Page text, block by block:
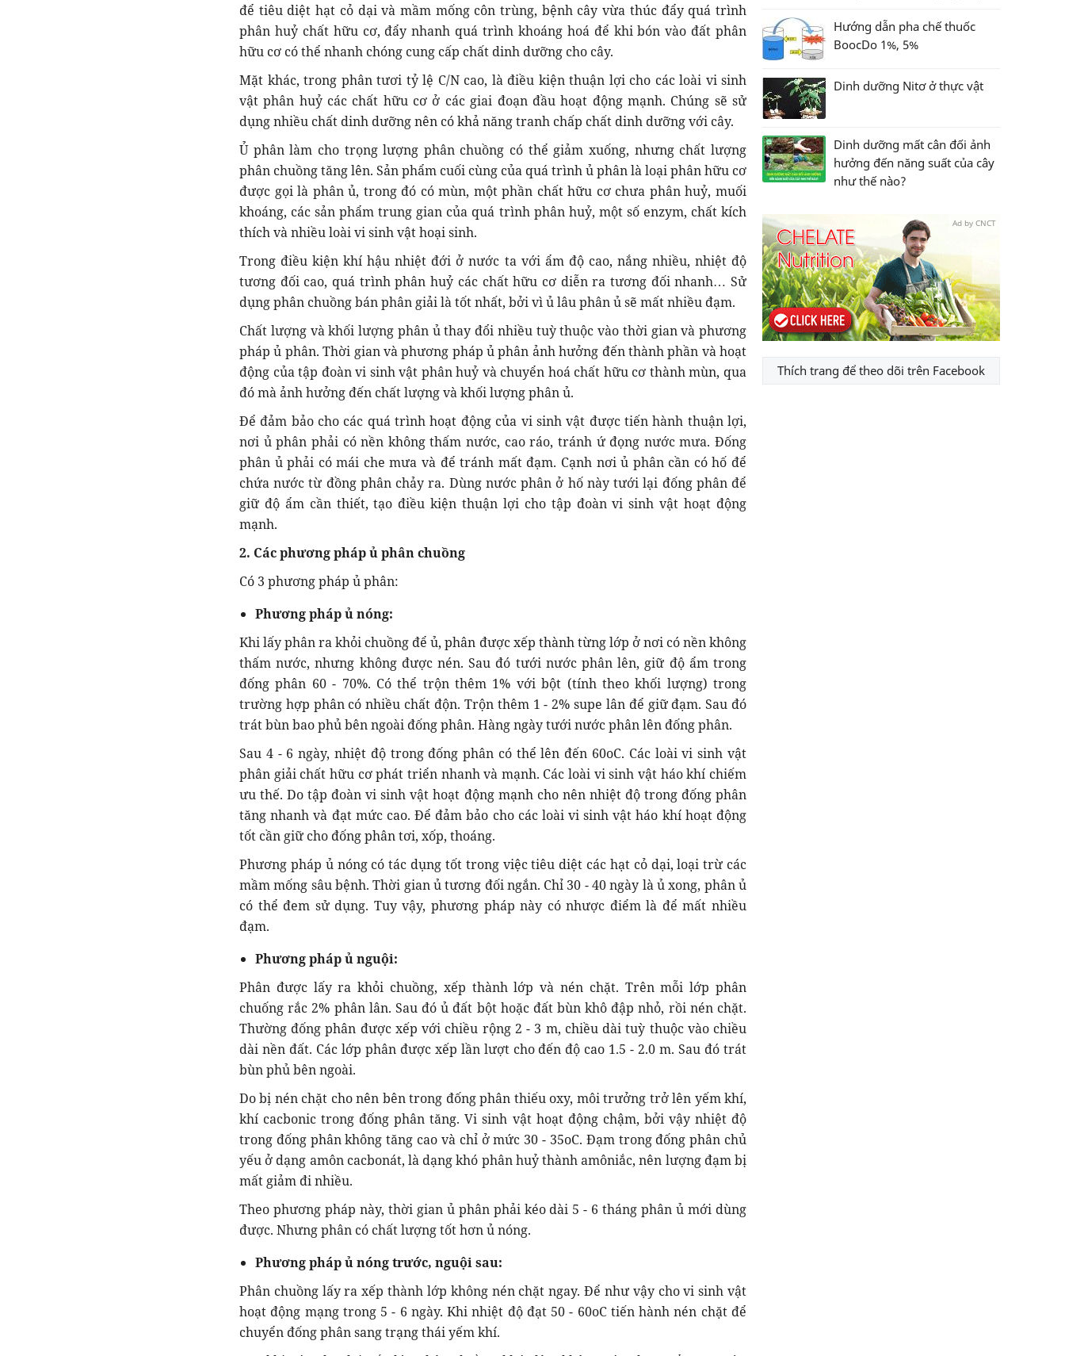
để tiêu diệt hạt cỏ dại và mầm mống côn trùng, bệnh cây vừa thúc đẩy quá trình
phân huỷ chất hữu cơ, đẩy nhanh quá trình khoáng hoá để khi bón vào đất phân
hữu cơ có thể nhanh chóng cung cấp chất dinh dưỡng cho cây.
Mặt khác, trong phân tươi tỷ lệ C/N cao, là điều kiện thuận lợi cho các loài vi sinh
vật phân huỷ các chất hữu cơ ở các giai đoạn đầu hoạt động mạnh. Chúng sẽ sử
dụng nhiều chất dinh dưỡng nên có khả năng tranh chấp chất dinh dưỡng với cây.
Ủ phân làm cho trọng lượng phân chuồng có thể giảm xuống, nhưng chất lượng
phân chuồng tăng lên. Sản phẩm cuối cùng của quá trình ủ phân là loại phân hữu cơ
được gọi là phân ủ, trong đó có mùn, một phần chất hữu cơ chưa phân huỷ, muối
khoáng, các sản phẩm trung gian của quá trình phân huỷ, một số enzym, chất kích
thích và nhiều loài vi sinh vật hoại sinh.
Trong điều kiện khí hậu nhiệt đới ở nước ta với ẩm độ cao, nắng nhiều, nhiệt độ
tương đối cao, quá trình phân huỷ các chất hữu cơ diễn ra tương đối nhanh… Sử
dụng phân chuồng bán phân giải là tốt nhất, bởi vì ủ lâu phân ủ sẽ mất nhiều đạm.
Chất lượng và khối lượng phân ủ thay đổi nhiều tuỳ thuộc vào thời gian và phương
pháp ủ phân. Thời gian và phương pháp ủ phân ảnh hưởng đến thành phần và hoạt
động của tập đoàn vi sinh vật phân huỷ và chuyển hoá chất hữu cơ thành mùn, qua
đó mà ảnh hưởng đến chất lượng và khối lượng phân ủ.
Để đảm bảo cho các quá trình hoạt động của vi sinh vật được tiến hành thuận lợi,
nơi ủ phân phải có nền không thấm nước, cao ráo, tránh ứ đọng nước mưa. Đống
phân ủ phải có mái che mưa và để tránh mất đạm. Cạnh nơi ủ phân cần có hố để
chứa nước từ đồng phân chảy ra. Dùng nước phân ở hố này tưới lại đống phân để
giữ độ ẩm cần thiết, tạo điều kiện thuận lợi cho tập đoàn vi sinh vật hoạt động
mạnh.
2. Các phương pháp ủ phân chuồng
Có 3 phương pháp ủ phân:
Phương pháp ủ nóng:
Khi lấy phân ra khỏi chuồng để ủ, phân được xếp thành từng lớp ở nơi có nền không
thấm nước, nhưng không được nén. Sau đó tưới nước phân lên, giữ độ ẩm trong
đống phân 60 - 70%. Có thể trộn thêm 1% với bột (tính theo khối lượng) trong
trường hợp phân có nhiều chất độn. Trộn thêm 1 - 2% supe lân để giữ đạm. Sau đó
trát bùn bao phủ bên ngoài đống phân. Hàng ngày tưới nước phân lên đống phân.
Sau 4 - 6 ngày, nhiệt độ trong đống phân có thể lên đến 60oC. Các loài vi sinh vật
phân giải chất hữu cơ phát triển nhanh và mạnh. Các loài vi sinh vật háo khí chiếm
ưu thế. Do tập đoàn vi sinh vật hoạt động mạnh cho nên nhiệt độ trong đống phân
tăng nhanh và đạt mức cao. Để đảm bảo cho các loài vi sinh vật háo khí hoạt động
tốt cần giữ cho đống phân tơi, xốp, thoáng.
Phương pháp ủ nóng có tác dụng tốt trong việc tiêu diệt các hạt cỏ dại, loại trừ các
mầm mống sâu bệnh. Thời gian ủ tương đối ngắn. Chỉ 30 - 40 ngày là ủ xong, phân ủ
có thể đem sử dụng. Tuy vậy, phương pháp này có nhược điểm là để mất nhiều
đạm.
Phương pháp ủ nguội:
Phân được lấy ra khỏi chuồng, xếp thành lớp và nén chặt. Trên mỗi lớp phân
chuống rắc 2% phân lân. Sau đó ủ đất bột hoặc đất bùn khô đập nhỏ, rồi nén chặt.
Thường đống phân được xếp với chiều rộng 2 - 3 m, chiều dài tuỳ thuộc vào chiều
dài nền đất. Các lớp phân được xếp lần lượt cho đến độ cao 1.5 - 2.0 m. Sau đó trát
bùn phủ bên ngoài.
Do bị nén chặt cho nên bên trong đống phân thiếu oxy, môi trưởng trở lên yếm khí,
khí cacbonic trong đống phân tăng. Vi sinh vật hoạt động chậm, bởi vậy nhiệt độ
trong đống phân không tăng cao và chỉ ở mức 30 - 35oC. Đạm trong đống phân chủ
yếu ở dạng amôn cacbonát, là dạng khó phân huỷ thành amôniắc, nên lượng đạm bị
mất giảm đi nhiều.
Theo phương pháp này, thời gian ủ phân phải kéo dài 5 - 6 tháng phân ủ mới dùng
được. Nhưng phân có chất lượng tốt hơn ủ nóng.
Phương pháp ủ nóng trước, nguội sau:
Phân chuồng lấy ra xếp thành lớp không nén chặt ngay. Để như vậy cho vi sinh vật
hoạt động mạng trong 5 - 6 ngày. Khi nhiệt độ đạt 50 - 60oC tiến hành nén chặt để
chuyển đống phân sang trạng thái yếm khí.
Hướng dẫn pha chế thuốc
BoocDo 1%, 5%
Dinh dưỡng Nitơ ở thực vật
Dinh dưỡng mất cân đối ảnh
hưởng đến năng suất của cây
như thế nào?
Ad by CNCT
Thích trang để theo dõi trên Facebook